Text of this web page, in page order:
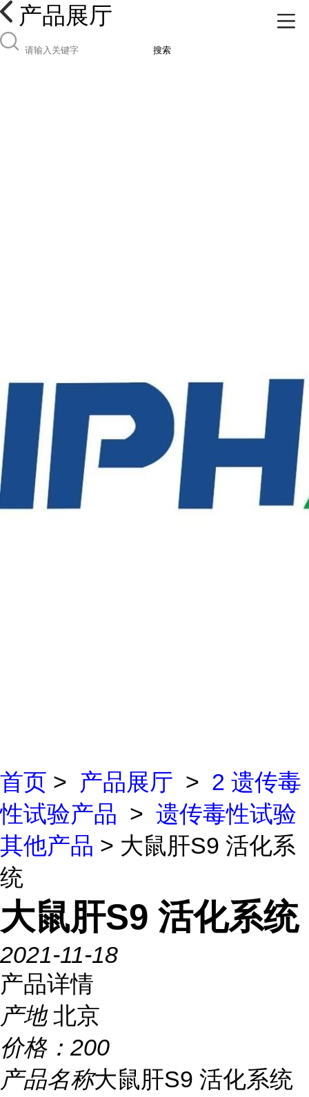
产品展厅
搜索
首页 > 产品展厅 > 2 遗传毒
性试验产品 > 遗传毒性试验
其他产品 > 大鼠肝S9 活化系
统
大鼠肝S9 活化系统
2021-11-18
产品详情
产地 北京
价格： 200
产品名称大鼠肝S9 活化系统